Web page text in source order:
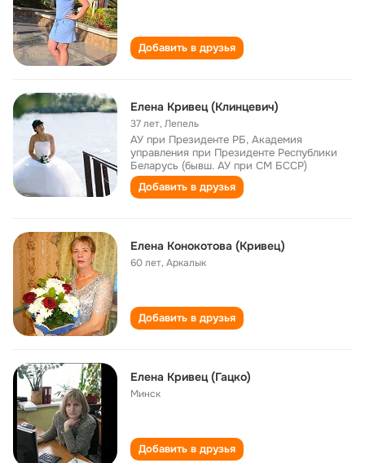
Добавить в друзья
Елена Кривец (Клинцевич)
37 лет,Лепель
АУ при Президенте РБ, Академия
управления при Президенте Республики
Беларусь (бывш. АУ при СМ БССР)
Добавить в друзья
Елена Конокотова (Кривец)
60 лет,Аркалык
Добавить в друзья
Елена Кривец (Гацко)
Минск
Добавить в друзья